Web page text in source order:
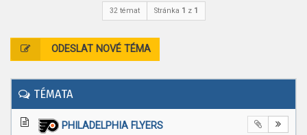
32 témat Stránka 1 z 1
ODESLAT NOVÉ TÉMA
TÉMATA
PHILADELPHIA FLYERS